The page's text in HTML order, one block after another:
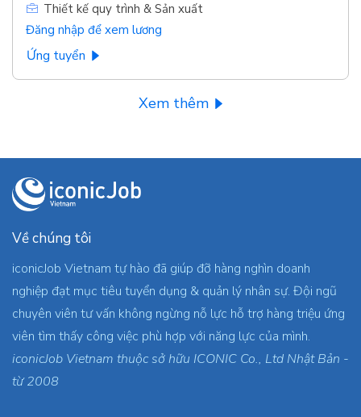
Thiết kế quy trình & Sản xuất
Đăng nhập để xem lương
Ứng tuyển
Xem thêm
Về chúng tôi
iconicJob Vietnam tự hào đã giúp đỡ hàng nghìn doanh
nghiệp đạt mục tiêu tuyển dụng & quản lý nhân sự. Đội ngũ
chuyên viên tư vấn không ngừng nỗ lực hỗ trợ hàng triệu ứng
viên tìm thấy công việc phù hợp với năng lực của mình.
iconicJob Vietnam thuộc sở hữu ICONIC Co., Ltd Nhật Bản -
từ 2008